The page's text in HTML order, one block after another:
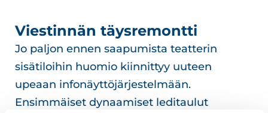
Viestinnän täysremontti
Jo paljon ennen saapumista teatterin
sisätiloihin huomio kiinnittyy uuteen
upeaan infonäyttöjärjestelmään.
Ensimmäiset dynaamiset leditaulut